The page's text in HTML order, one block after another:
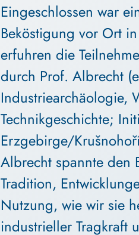
Eingeschlossen war
Beköstigung vor Ort
erfuhren die
durch Prof. Albrecht
Industriearchäologie,
Technikgeschichte;
Erzgebirge/
Albrecht spannte den
Tradition,
Nutzung, wie wir sie
industrieller Tragkraft